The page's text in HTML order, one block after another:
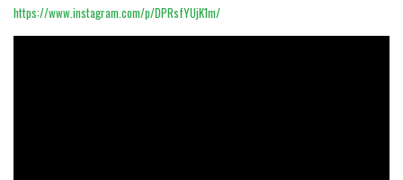
https://www.instagram.com/p/DPRsfYUjK1m/